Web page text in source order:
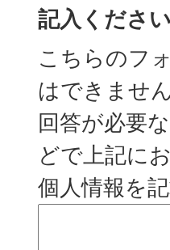
記入ください
こちらのフ
はできません
回答が必要
どで上記に
個人情報を